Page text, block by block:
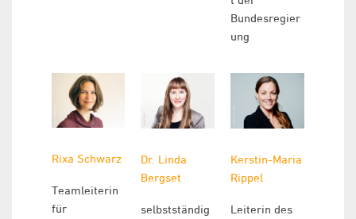
Bundesregier
ung
Rixa Schwarz
Teamleiterin
für
Dr. Linda
Bergset
selbstständig
Kerstin-Maria
Rippel
Leiterin des